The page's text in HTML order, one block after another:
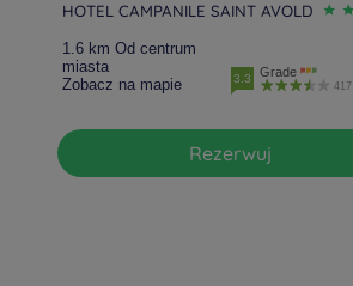
HOTEL CAMPANILE SAINT AVOLD
1.6 km Od centrum
miasta
Zobacz na mapie
3.3 Grade
Rezerwuj